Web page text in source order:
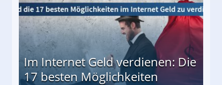
Im Internet Geld verdienen: Die
17 besten Möglichkeiten